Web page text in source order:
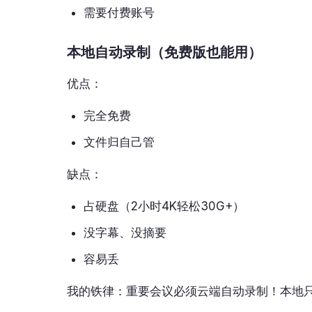
需要付费账号
本地自动录制（免费版也能用）
优点：
完全免费
文件归自己管
缺点：
占硬盘（2小时4K轻松30G+）
没字幕、没摘要
容易丢
我的铁律：重要会议必须云端自动录制！本地